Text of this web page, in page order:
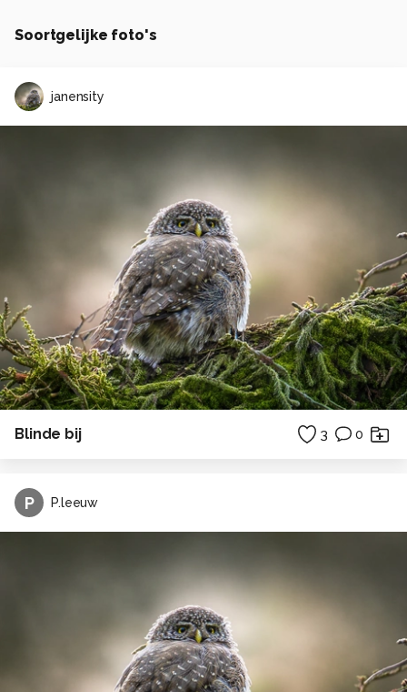
Soortgelijke foto's
janensity
Blinde bij 3 0
P P.leeuw